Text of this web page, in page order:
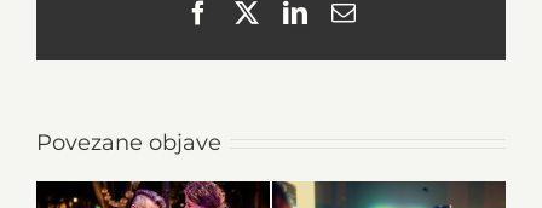
FacebookLinkedIn
Email
Povezane objave